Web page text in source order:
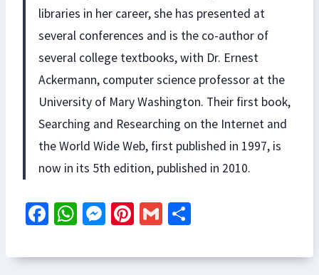
libraries in her career, she has presented at
several conferences and is the co-author of
several college textbooks, with Dr. Ernest
Ackermann, computer science professor at the
University of Mary Washington. Their first book,
Searching and Researching on the Internet and
the World Wide Web, first published in 1997, is
now in its 5th edition, published in 2010.
Fa
b
W
at
M
se
Pi
er
G
ai ar